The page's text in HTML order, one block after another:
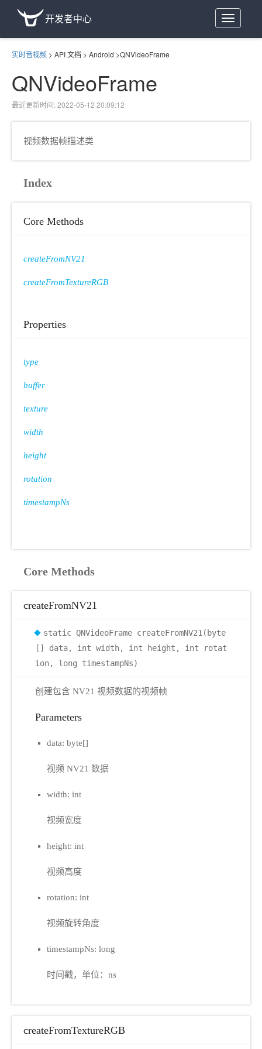
Toggle
navigation
开发者中心
实时音视频 > API 文档 > Android >QNVideoFrame
QNVideoFrame
最近更新时间: 2022-05-12 20:09:12
视频数据帧描述类
Index
Core Methods
createFromNV21
createFromTextureRGB
Properties
type
buffer
texture
width
height
rotation
timestampNs
Core Methods
createFromNV21
static QNVideoFrame createFromNV21(byte
[] data, int width, int height, int rotat
ion, long timestampNs)
创建包含 NV21 视频数据的视频帧
Parameters
data: byte[]
视频 NV21 数据
width: int
视频宽度
height: int
视频高度
rotation: int
视频旋转角度
timestampNs: long
时间戳，单位：ns
createFromTextureRGB